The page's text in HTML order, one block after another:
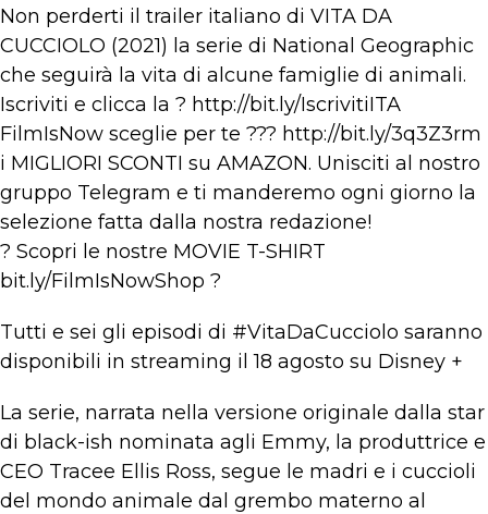
Non perderti il trailer italiano di VITA DA
CUCCIOLO (2021) la serie di National Geographic
che seguirà la vita di alcune famiglie di animali.
Iscriviti e clicca la ? http://bit.ly/IscrivitiITA​
FilmIsNow sceglie per te ??? http://bit.ly/3q3Z3rm​​
i MIGLIORI SCONTI su AMAZON. Unisciti al nostro
gruppo Telegram e ti manderemo ogni giorno la
selezione fatta dalla nostra redazione!
? Scopri le nostre MOVIE T-SHIRT
bit.ly/FilmIsNowShop​ ?
Tutti e sei gli episodi di #VitaDaCucciolo saranno
disponibili in streaming il 18 agosto su Disney +
La serie, narrata nella versione originale dalla star
di black-ish nominata agli Emmy, la produttrice e
CEO Tracee Ellis Ross, segue le madri e i cuccioli
del mondo animale dal grembo materno al